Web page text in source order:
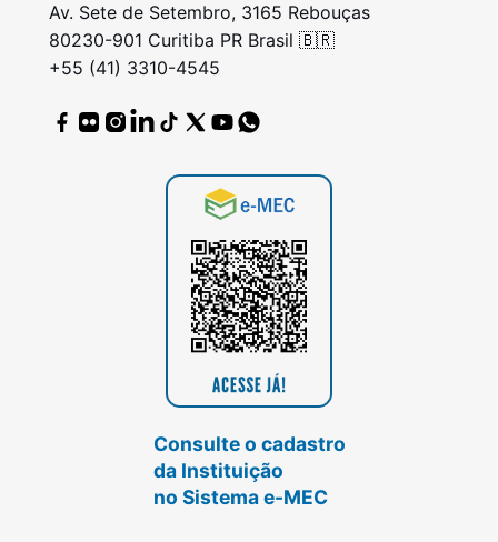
Av. Sete de Setembro, 3165 Rebouças
80230-901 Curitiba PR Brasil 🇧🇷
+55 (41) 3310-4545
Consulte o cadastro
da Instituição
no Sistema e-MEC